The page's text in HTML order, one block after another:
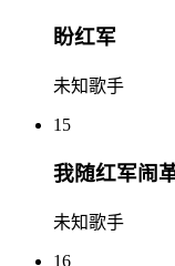
盼红军
未知歌手
15
我随红军闹
未知歌手
16